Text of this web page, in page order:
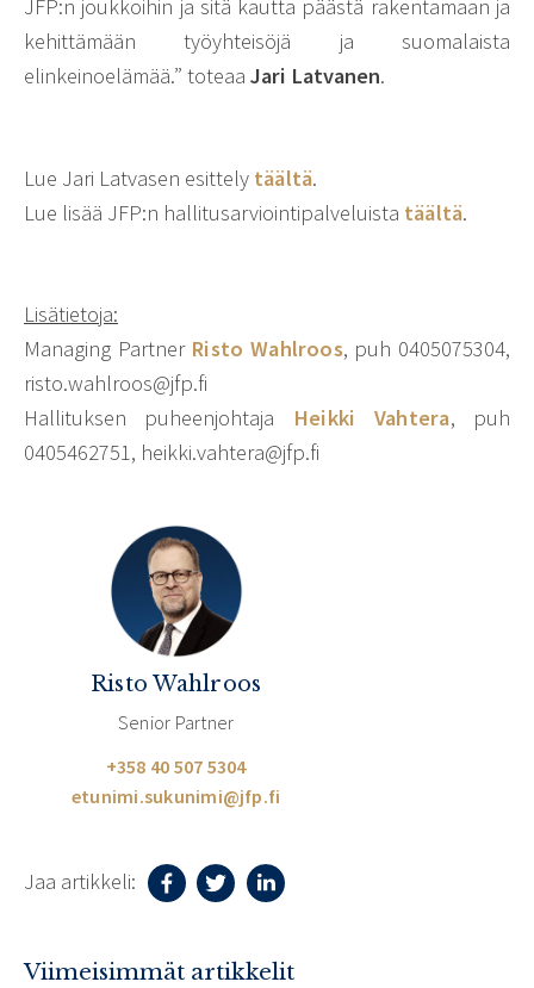
JFP:n joukkoihin ja sitä kautta päästä rakentamaan ja
kehittämään työyhteisöjä ja suomalaista
elinkeinoelämää.” toteaa Jari Latvanen.
Lue Jari Latvasen esittely täältä.
Lue lisää JFP:n hallitusarviointipalveluista täältä.
Lisätietoja:
Managing Partner Risto Wahlroos, puh 0405075304,
risto.wahlroos@jfp.fi
Hallituksen puheenjohtaja Heikki Vahtera, puh
0405462751, heikki.vahtera@jfp.fi
Risto Wahlroos
Senior Partner
+358 40 507 5304
etunimi.sukunimi@jfp.fi
Jaa artikkeli:
Viimeisimmät artikkelit